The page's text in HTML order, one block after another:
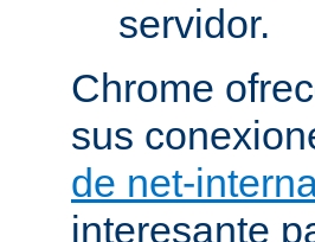
servidor.
Chrome
sus
de net-
interesante